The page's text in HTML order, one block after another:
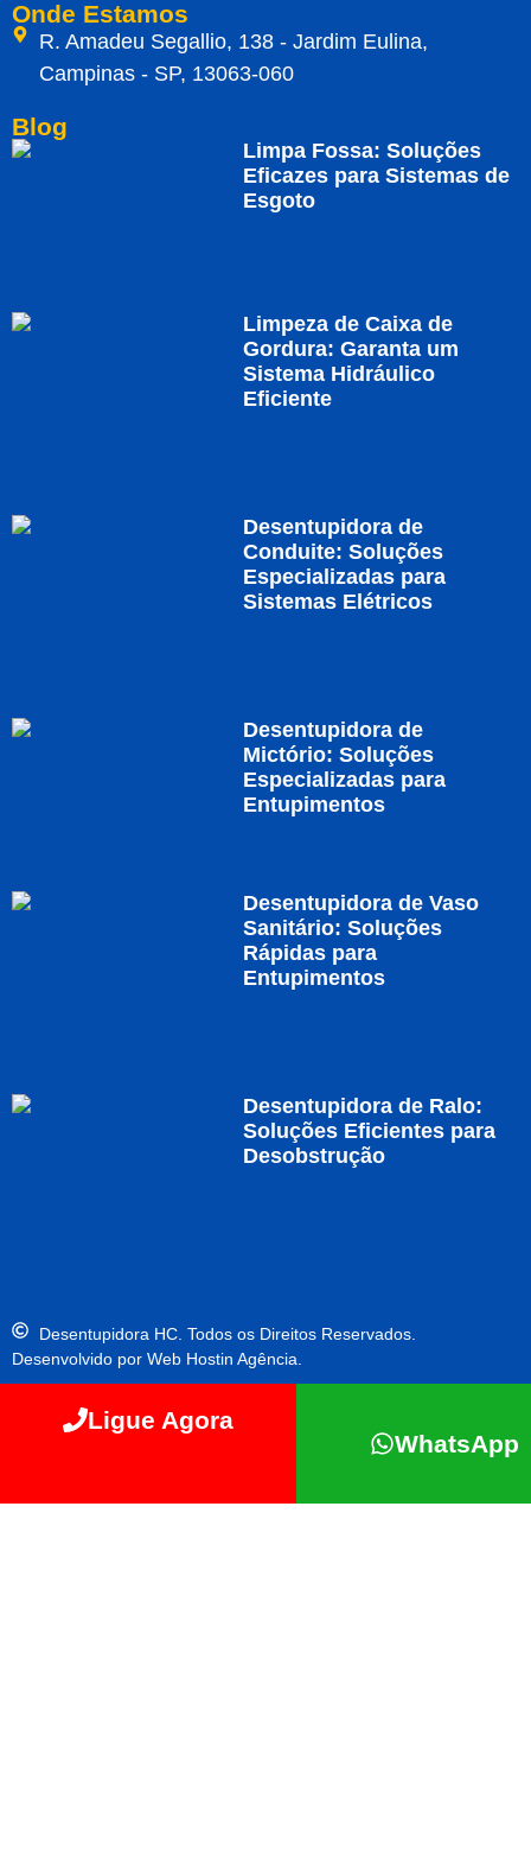
Onde Estamos
R. Amadeu Segallio, 138 - Jardim Eulina,
Campinas - SP, 13063-060
Blog
Limpa Fossa: Soluções
Eficazes para Sistemas de
Esgoto
Limpeza de Caixa de
Gordura: Garanta um
Sistema Hidráulico
Eficiente
Desentupidora de
Conduite: Soluções
Especializadas para
Sistemas Elétricos
Desentupidora de
Mictório: Soluções
Especializadas para
Entupimentos
Desentupidora de Vaso
Sanitário: Soluções
Rápidas para
Entupimentos
Desentupidora de Ralo:
Soluções Eficientes para
Desobstrução
Desentupidora HC. Todos os Direitos Reservados.
Desenvolvido por Web Hostin Agência.
Ligue Agora
WhatsApp